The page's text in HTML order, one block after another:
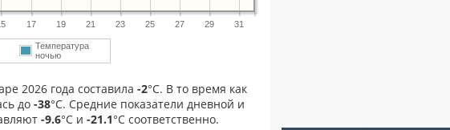
17 19 21 23 25 27 29 31
Температура
ночью
2026 года составила -2°С. В то время как
до -38°C. Средние показатели дневной и
-9.6°С и -21.1°С соответственно.